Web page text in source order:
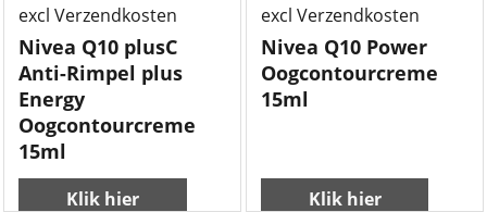
excl Verzendkosten
Nivea Q10 plusC
Anti-Rimpel plus
Energy
Oogcontourcreme
15ml
Klik hier
excl Verzendkosten
Nivea Q10 Power
Oogcontourcreme
15ml
Klik hier